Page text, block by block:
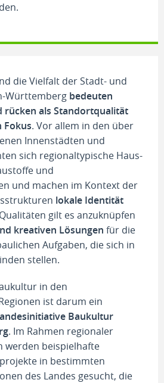
die Vielfalt der Stadt- und
Württemberg bedeuten
rücken als Standortqualität
Fokus. Vor allem in den über
Innenstädten und
sich regionaltypische Haus-
und
und machen im Kontext der
lokale Identität
gilt es anzuknüpfen
kreativen Lösungen für die
Aufgaben, die sich in
stellen.
in den
ist darum ein
Baukultur
. Im Rahmen regionaler
werden beispielhafte
in bestimmten
des Landes gesucht, die